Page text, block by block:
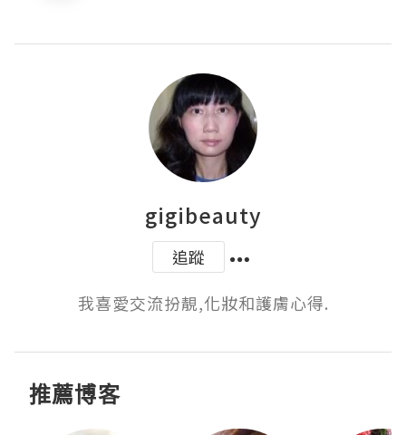
gigibeauty
追蹤
我喜愛交流扮靚,化妝和護膚心得.
推薦博客